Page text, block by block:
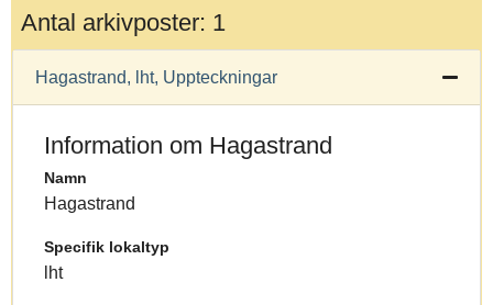
Antal arkivposter: 1
Hagastrand, lht, Uppteckningar
Information om Hagastrand
Namn
Hagastrand
Specifik lokaltyp
lht